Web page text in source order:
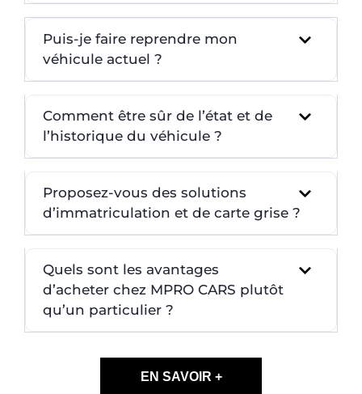
Puis-je faire reprendre mon
véhicule actuel ?
Comment être sûr de l’état et de
l’historique du véhicule ?
Proposez-vous des solutions
d’immatriculation et de carte grise ?
Quels sont les avantages
d’acheter chez MPRO CARS plutôt
qu’un particulier ?
EN SAVOIR +